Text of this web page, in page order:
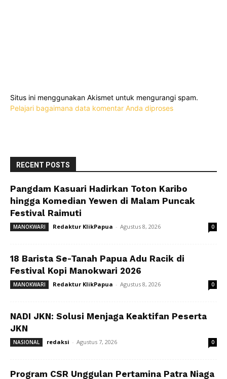
Situs ini menggunakan Akismet untuk mengurangi spam.
Pelajari bagaimana data komentar Anda diproses
RECENT POSTS
Pangdam Kasuari Hadirkan Toton Karibo
hingga Komedian Yewen di Malam Puncak
Festival Raimuti
MANOKWARI Redaktur KlikPapua - Agustus 8, 2026 0
18 Barista Se-Tanah Papua Adu Racik di
Festival Kopi Manokwari 2026
MANOKWARI Redaktur KlikPapua - Agustus 8, 2026 0
NADI JKN: Solusi Menjaga Keaktifan Peserta
JKN
NASIONAL redaksi - Agustus 7, 2026 0
Program CSR Unggulan Pertamina Patra Niaga